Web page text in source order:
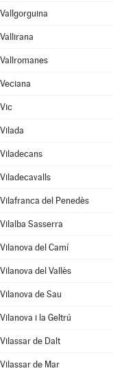
Vallgorguina
Vallirana
Vallromanes
Veciana
Vic
Vilada
Viladecans
Viladecavalls
Vilafranca del Penedès
Vilalba Sasserra
Vilanova del Camí
Vilanova del Vallès
Vilanova de Sau
Vilanova i la Geltrú
Vilassar de Dalt
Vilassar de Mar